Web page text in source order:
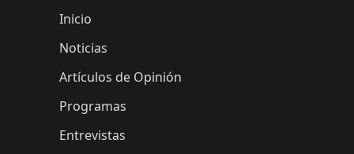
Inicio
Noticias
Artículos de Opinión
Programas
Entrevistas